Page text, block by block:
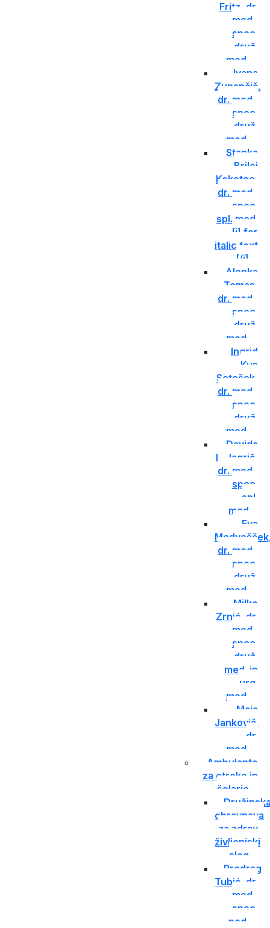
Fritz, dr.
med.,
spec.
druž.
med.
Ivana
Zupančič,
dr. med.,
spec.
druž.
med.
Stanka
Brilej
Kokotec,
dr. med.,
spec.
spl. med.
[i] for
italic text
[/i]
Alenka
Tomas,
dr. med.,
spec.
druž.
med.
Ingrid
Kus
Sotošek,
dr. med.,
spec.
druž.
med.
Davida
L. Jagrič,
dr. med.,
spec.
spl.
med
Eva
dr. med.,
spec.
druž.
med.
Milko
Zrnić, dr.
med.,
spec.
druž.
med. in
urg.
med.
Maja
Jankovič,
dr.
med.
Ambulante
za otroke in
šolarje
obravnava
za zdrav
življenjski
slog
Predrag
Tubić, dr.
med.,
spec.
ped.